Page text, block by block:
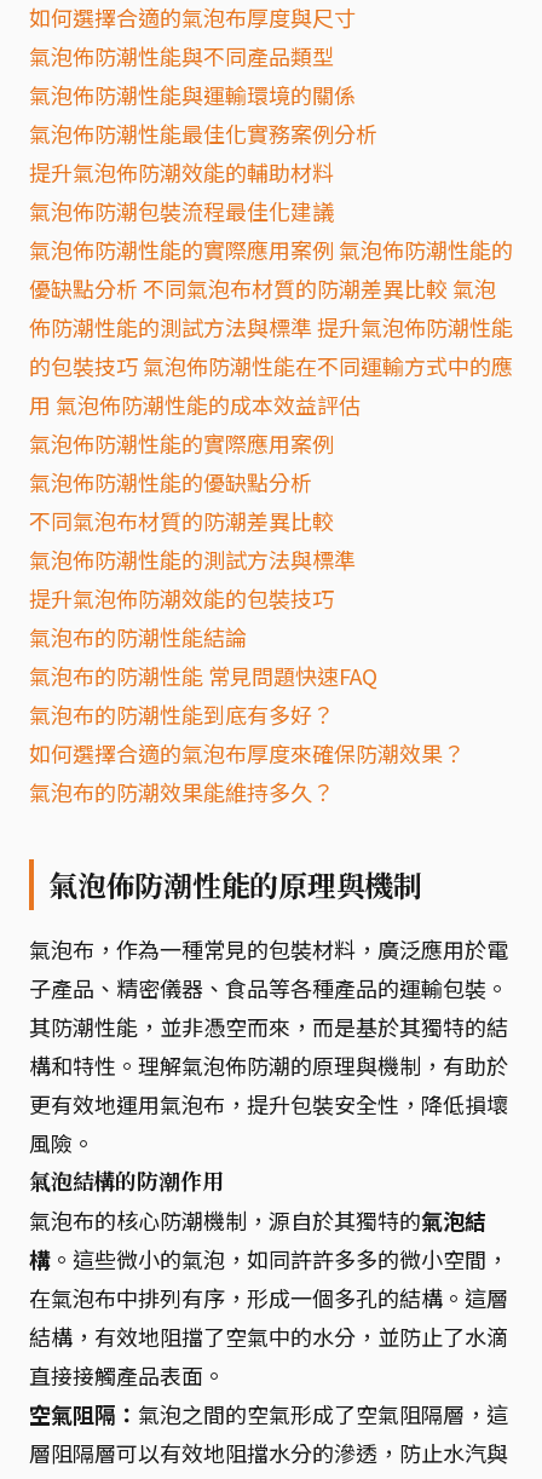
如何選擇合適的氣泡布厚度與尺寸
氣泡佈防潮性能與不同產品類型
氣泡佈防潮性能與運輸環境的關係
氣泡佈防潮性能最佳化實務案例分析
提升氣泡佈防潮效能的輔助材料
氣泡佈防潮包裝流程最佳化建議
氣泡佈防潮性能的實際應用案例 氣泡佈防潮性能的
優缺點分析 不同氣泡布材質的防潮差異比較 氣泡
佈防潮性能的測試方法與標準 提升氣泡佈防潮性能
的包裝技巧 氣泡佈防潮性能在不同運輸方式中的應
用 氣泡佈防潮性能的成本效益評估
氣泡佈防潮性能的實際應用案例
氣泡佈防潮性能的優缺點分析
不同氣泡布材質的防潮差異比較
氣泡佈防潮性能的測試方法與標準
提升氣泡佈防潮效能的包裝技巧
氣泡布的防潮性能結論
氣泡布的防潮性能 常見問題快速FAQ
氣泡布的防潮性能到底有多好？
如何選擇合適的氣泡布厚度來確保防潮效果？
氣泡布的防潮效果能維持多久？
氣泡佈防潮性能的原理與機制
氣泡布，作為一種常見的包裝材料，廣泛應用於電
子產品、精密儀器、食品等各種產品的運輸包裝。
其防潮性能，並非憑空而來，而是基於其獨特的結
構和特性。理解氣泡佈防潮的原理與機制，有助於
更有效地運用氣泡布，提升包裝安全性，降低損壞
風險。
氣泡結構的防潮作用
氣泡布的核心防潮機制，源自於其獨特的氣泡結
構 。這些微小的氣泡，如同許許多多的微小空間，
在氣泡布中排列有序，形成一個多孔的結構。這層
結構，有效地阻擋了空氣中的水分，並防止了水滴
直接接觸產品表面。
空氣阻隔： 氣泡之間的空氣形成了空氣阻隔層，這
層阻隔層可以有效地阻擋水分的滲透，防止水汽與